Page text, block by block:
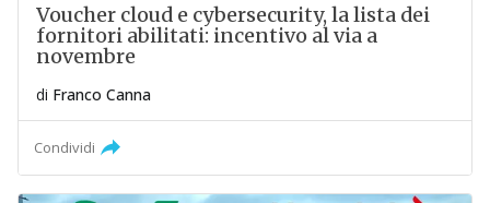
Voucher cloud e cybersecurity, la lista dei
fornitori abilitati: incentivo al via a
novembre
di Franco Canna
Condividi